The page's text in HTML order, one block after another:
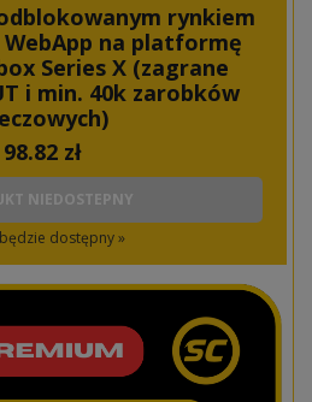
rynkiem
na platformę
Series X (zagrane
i min. 40k zarobków
98.82zł
NIEDOSTEPNY
dostępny »